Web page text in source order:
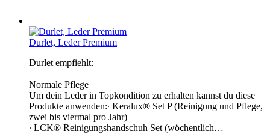
Durlet, Leder Premium
Durlet empfiehlt:
Normale Pflege
Um dein Leder in Topkondition zu erhalten kannst du diese
Produkte anwenden:∙ Keralux® Set P (Reinigung und Pflege,
zwei bis viermal pro Jahr)
∙ LCK® Reinigungshandschuh Set (wöchentlich…